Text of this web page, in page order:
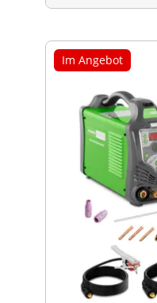
Im Angebot